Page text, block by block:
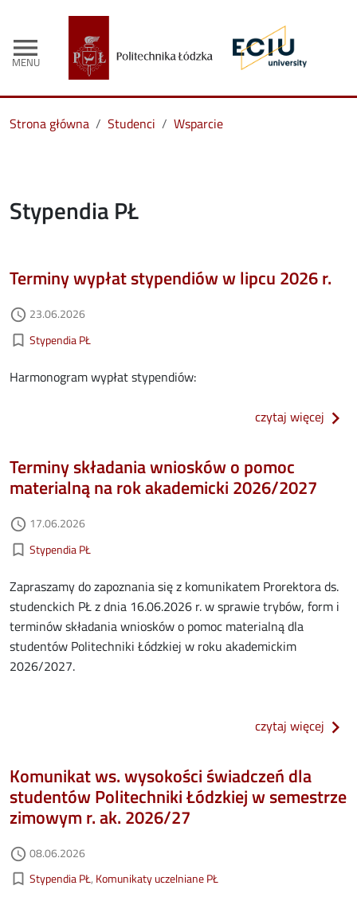
menu
MENU
Strona główna Studenci Wsparcie
Stypendia PŁ
Terminy wypłat stypendiów w lipcu 2026 r.
access_time Data dodania
23.06.2026
bookmark_border Kategorie aktualności
Stypendia PŁ
Harmonogram wypłat stypendiów:
czytaj więcej o
Terminy składania wniosków o pomoc
materialną na rok akademicki 2026/2027
access_time Data dodania
17.06.2026
bookmark_border Kategorie aktualności
Stypendia PŁ
Zapraszamy do zapoznania się z komunikatem Prorektora ds.
studenckich PŁ z dnia 16.06.2026 r. w sprawie trybów, form i
terminów składania wniosków o pomoc materialną dla
studentów Politechniki Łódzkiej w roku akademickim
2026/2027.
czytaj więcej o
Komunikat ws. wysokości świadczeń dla
studentów Politechniki Łódzkiej w semestrze
zimowym r. ak. 2026/27
access_time Data dodania
08.06.2026
bookmark_border Kategorie aktualności
Stypendia PŁ Komunikaty uczelniane PŁ